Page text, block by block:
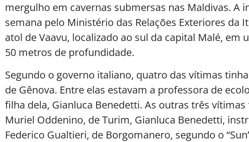
mergulho em cavernas submersas nas Maldivas. A
semana pelo Ministério das Relações Exteriores da
atol de Vaavu, localizado ao sul da capital Malé, em
50 metros de profundidade.
Segundo o governo italiano, quatro das vítimas
de Gênova. Entre elas estavam a professora de
filha dela, Gianluca Benedetti. As outras três
Muriel Oddenino, de Turim, Gianluca Benedetti,
Federico Gualtieri, de Borgomanero, segundo o